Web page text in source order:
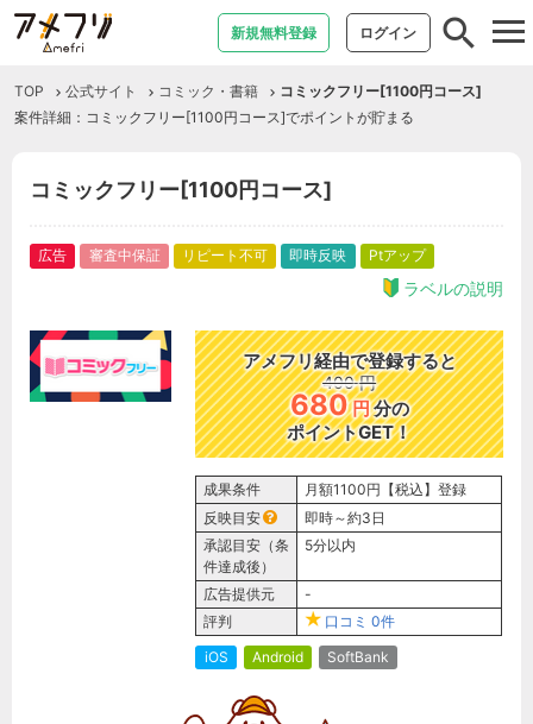
新規無料登録 ログイン
TOP 公式サイト コミック・書籍
コミックフリー[1100円コース]
案件詳細：コミックフリー[1100円コース]でポイントが貯まる
コミックフリー[1100円コース]
広告 審査中保証 リピート不可 即時反映 Ptアップ
ラベルの説明
アメフリ経由で登録すると
400 円
680円分の
ポイントGET！
成果条件
月額1100円【税込】登録
反映目安
即時～約3日
承認目安（条
件達成後）
5分以内
広告提供元
-
評判
口コミ 0件
iOS
Android SoftBank